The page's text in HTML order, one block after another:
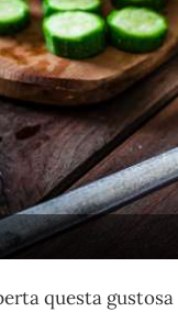
questa